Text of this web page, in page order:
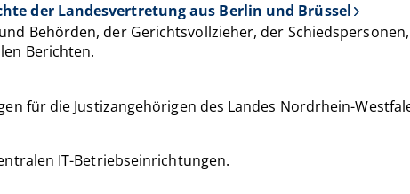
der Landesvertretung aus Berlin und Brüssel
Behörden, der Gerichtsvollzieher, der
Berichten.
für die Justizangehörigen des Landes Nordrhein-
IT-Betriebseinrichtungen.